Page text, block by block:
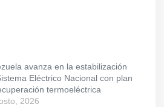
avanza en la estabilización
Eléctrico Nacional con plan
termoeléctrica
2026